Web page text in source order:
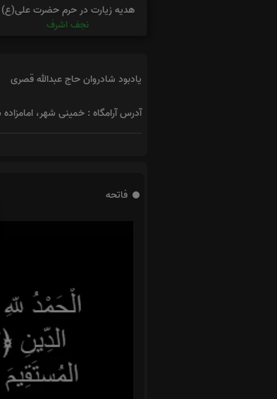
هدیه زیارت در حرم حضرت علی(ع)
نجف اشرف
یادبود شادروان حاج عبدالله قصری
آدرس آرامگاه : خمینی شهر،
فاتحه